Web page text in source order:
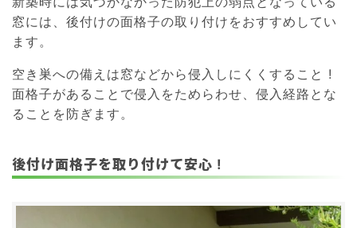
窓には、後付けの面格子の取り付けをおすすめしてい
ます。
空き巣への備えは窓などから侵入しにくくすること !
面格子があることで侵入をためらわせ、侵入経路とな
ることを防ぎます。
後付け面格子を取り付けて安心 !